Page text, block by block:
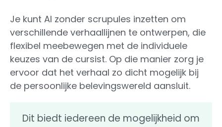
Je kunt AI zonder scrupules inzetten om
verschillende verhaallijnen te ontwerpen, die
flexibel meebewegen met de individuele
keuzes van de cursist. Op die manier zorg je
ervoor dat het verhaal zo dicht mogelijk bij
de persoonlijke belevingswereld aansluit.
Dit biedt iedereen de mogelijkheid om